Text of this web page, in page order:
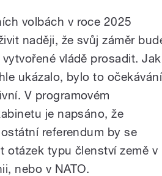
volbách v roce 2025
naději, že svůj záměr
vládě prosadit. Jak
ukázalo, bylo to očekávání
V programovém
je napsáno, že
referendum by se
otázek typu členství země v
nebo v NATO.